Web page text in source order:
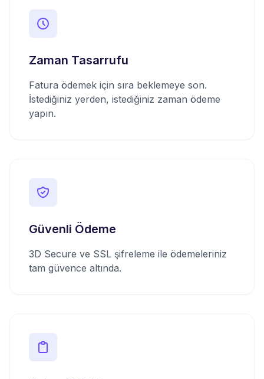
Zaman Tasarrufu
Fatura ödemek için sıra beklemeye son.
İstediğiniz yerden, istediğiniz zaman ödeme
yapın.
Güvenli Ödeme
3D Secure ve SSL şifreleme ile ödemeleriniz
tam güvence altında.